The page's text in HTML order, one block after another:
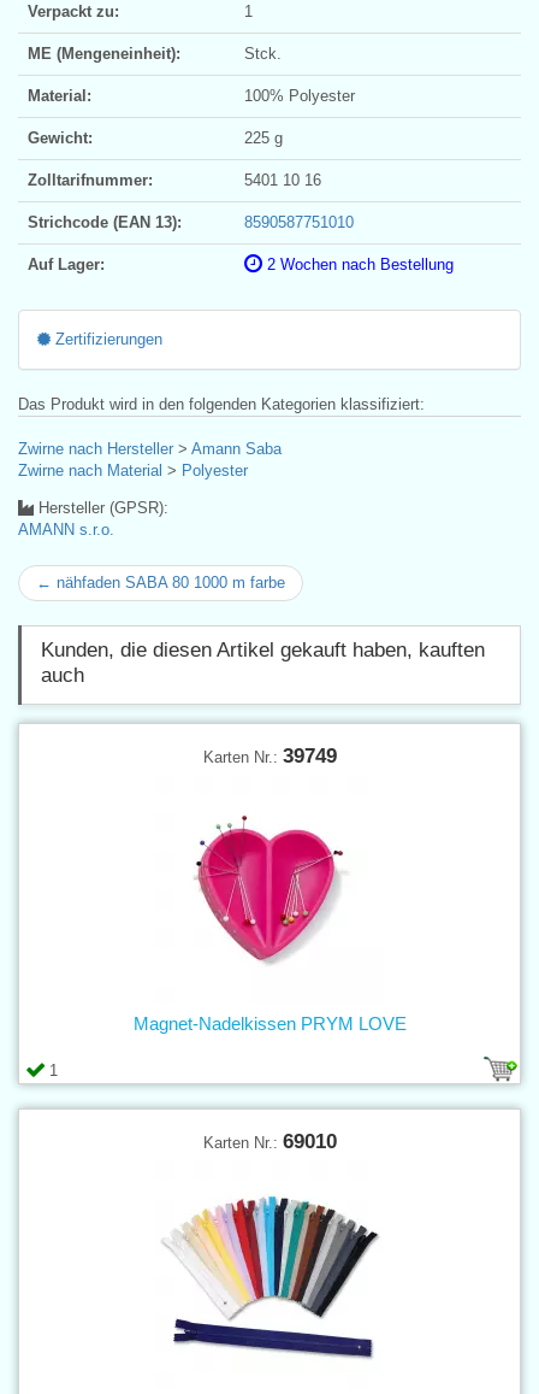
Verpackt zu: 1
ME (Mengeneinheit): Stck.
Material: 100% Polyester
Gewicht: 225 g
Zolltarifnummer: 5401 10 16
Strichcode (EAN 13): 8590587751010
Auf Lager: 2 Wochen nach Bestellung
Zertifizierungen
Das Produkt wird in den folgenden Kategorien klassifiziert:
Zwirne nach Hersteller > Amann Saba
Zwirne nach Material > Polyester
Hersteller (GPSR):
AMANN s.r.o.
← nähfaden SABA 80 1000 m farbe
Kunden, die diesen Artikel gekauft haben, kauften
auch
Karten Nr.: 39749
1
Magnet-Nadelkissen PRYM LOVE
Karten Nr.: 69010